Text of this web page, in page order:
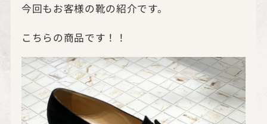
今回もお客様の靴の紹介です。
こちらの商品です！！